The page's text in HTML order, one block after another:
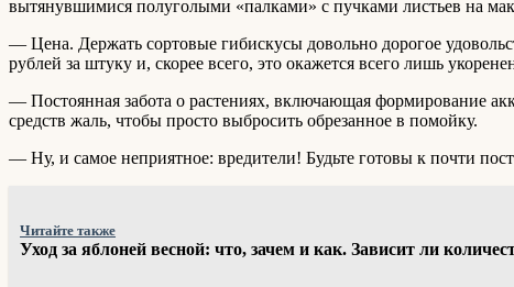
вытянувшимися полуголыми «палками» с пучками листьев на
— Цена. Держать сортовые гибискусы довольно дорогое
рублей за штуку и, скорее всего, это окажется всего лишь
— Постоянная забота о растениях, включающая формирование
средств жаль, чтобы просто выбросить обрезанное в помойку.
— Ну, и самое неприятное: вредители! Будьте готовы к почти
Читайте также
Уход за яблоней весной: что, зачем и как. Зависит ли